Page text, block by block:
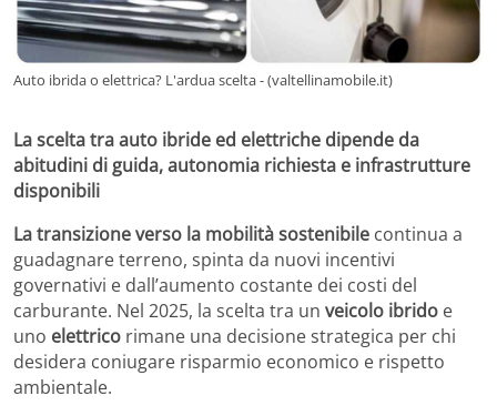
Auto ibrida o elettrica? L'ardua scelta - (valtellinamobile.it)
La scelta tra auto ibride ed elettriche dipende da
abitudini di guida, autonomia richiesta e infrastrutture
disponibili
La transizione verso la mobilità sostenibile continua a
guadagnare terreno, spinta da nuovi incentivi
governativi e dall’aumento costante dei costi del
carburante. Nel 2025, la scelta tra un veicolo ibrido e
uno elettrico rimane una decisione strategica per chi
desidera coniugare risparmio economico e rispetto
ambientale.